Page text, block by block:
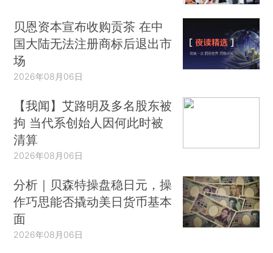
贝恩资本宣布收购贡茶 在中
国大陆无法注册商标后退出市
场
2026年08月06日
【我闻】艾路明及多名股东被
拘 当代系创始人因何此时被
清算
2026年08月06日
分析｜贝森特操盘稳日元，操
作巧思能否撬动美日货币基本
面
2026年08月06日